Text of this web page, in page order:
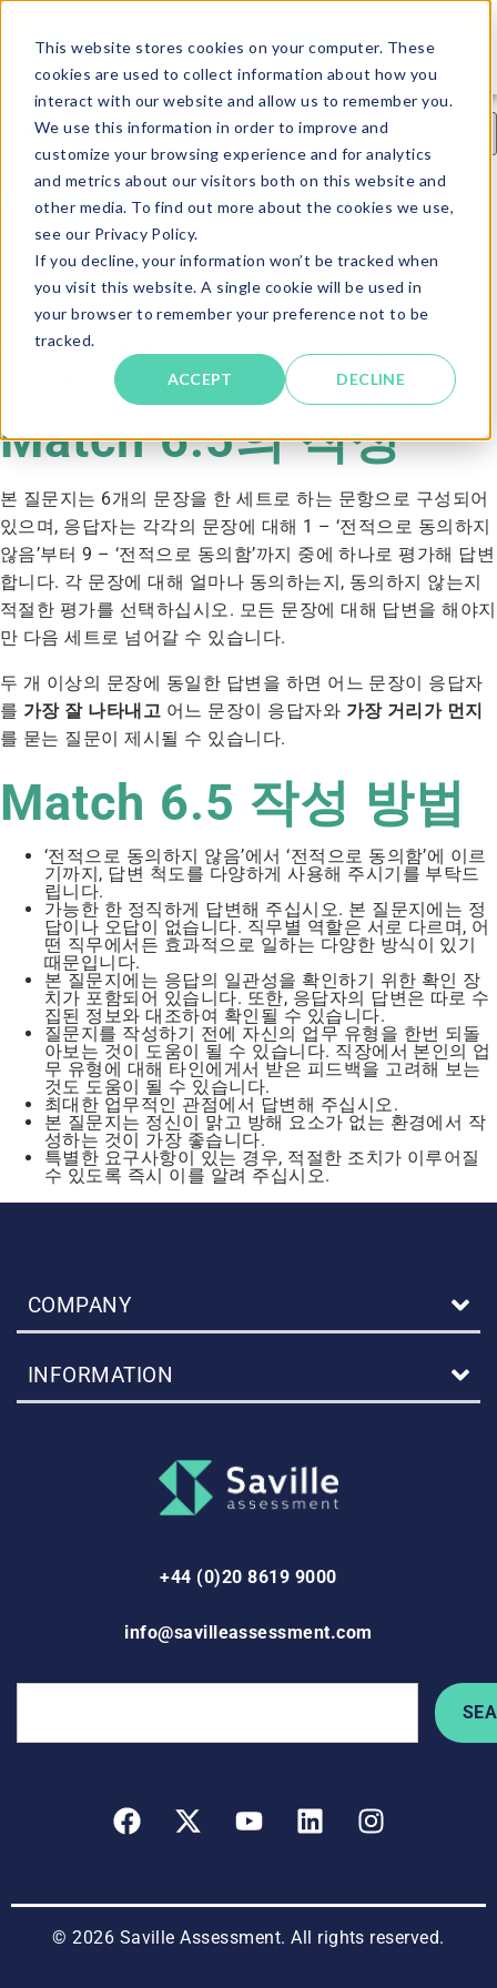
This website stores cookies on your computer. These
cookies are used to collect information about how you
interact with our website and allow us to remember you.
We use this information in order to improve and
customize your browsing experience and for analytics
and metrics about our visitors both on this website and
other media. To find out more about the cookies we use,
see our Privacy Policy.
If you decline, your information won’t be tracked when
you visit this website. A single cookie will be used in
your browser to remember your preference not to be
tracked.
ACCEPT DECLINE
Match 6.5 소개
이 페이지는 Match 6.5 질문지를 어떠한 방식으로 작성해야
하는지에 대한 이해를 돕기 위한 것입니다. 본 질문지는 직장
에서 개인의 행동 양식에 관해 알아보기 위한 것입니다. 연구
에 따르면 Saville Assessment Wave® 질문지는 직장에서의
다양한 업무 수행과 행동에 대한 강력한 예측 지표입니다.
Match 6.5의 작성
본 질문지는 6개의 문장을 한 세트로 하는 문항으로 구성되어
있으며, 응답자는 각각의 문장에 대해 1 – ‘전적으로 동의하지
않음’부터 9 – ‘전적으로 동의함’까지 중에 하나로 평가해 답변
합니다. 각 문장에 대해 얼마나 동의하는지, 동의하지 않는지
적절한 평가를 선택하십시오. 모든 문장에 대해 답변을 해야지
만 다음 세트로 넘어갈 수 있습니다.
두 개 이상의 문장에 동일한 답변을 하면 어느 문장이 응답자
를 가장 잘 나타내고 어느 문장이 응답자와 가장 거리가 먼지
를 묻는 질문이 제시될 수 있습니다.
Match 6.5 작성 방법
‘전적으로 동의하지 않음’에서 ‘전적으로 동의함’에 이르
기까지, 답변 척도를 다양하게 사용해 주시기를 부탁드
립니다.
가능한 한 정직하게 답변해 주십시오. 본 질문지에는 정
답이나 오답이 없습니다. 직무별 역할은 서로 다르며, 어
떤 직무에서든 효과적으로 일하는 다양한 방식이 있기
때문입니다.
본 질문지에는 응답의 일관성을 확인하기 위한 확인 장
치가 포함되어 있습니다. 또한, 응답자의 답변은 따로 수
집된 정보와 대조하여 확인될 수 있습니다.
질문지를 작성하기 전에 자신의 업무 유형을 한번 되돌
아보는 것이 도움이 될 수 있습니다. 직장에서 본인의 업
무 유형에 대해 타인에게서 받은 피드백을 고려해 보는
것도 도움이 될 수 있습니다.
최대한 업무적인 관점에서 답변해 주십시오.
본 질문지는 정신이 맑고 방해 요소가 없는 환경에서 작
성하는 것이 가장 좋습니다.
특별한 요구사항이 있는 경우, 적절한 조치가 이루어질
수 있도록 즉시 이를 알려 주십시오.
COMPANY
INFORMATION
+44 (0)20 8619 9000
info@savilleassessment.com
© 2026 Saville Assessment. All rights reserved.